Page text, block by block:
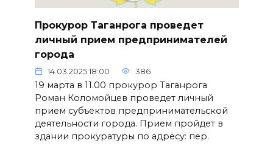
Прокурор Таганрога проведет
личный прием предпринимателей
города
14.03.2025 18:00 386
19 марта в 11.00 прокурор Таганрога
Роман Коломойцев проведет личный
прием субъектов предпринимательской
деятельности города. Прием пройдет в
здании прокуратуры по адресу: пер.